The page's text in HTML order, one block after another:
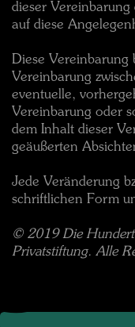
dieser
auf diese
Diese Vereinbarung
Vereinbarung
eventuelle,
Vereinbarung oder
dem Inhalt dieser
geäußerten
Jede Veränderung
schriftlichen Form
© 2019 Die
Privatstiftung. Alle